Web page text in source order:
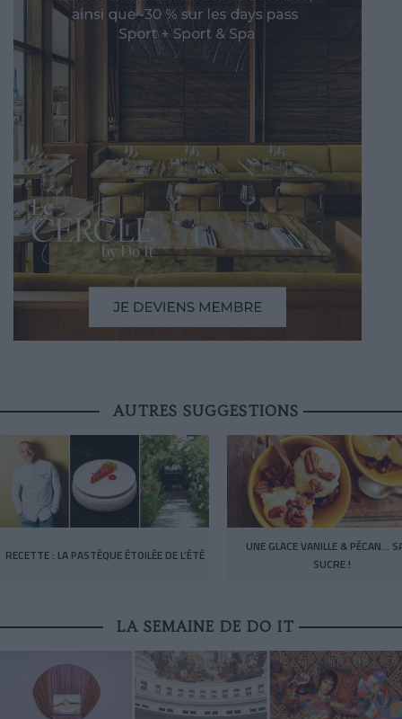
AUTRES SUGGESTIONS
RECETTE : LA PASTÈQUE ÉTOILÉE DE L’ÉTÉ
UNE GLACE VANILLE & PÉCAN…
SUCRE !
LA SEMAINE DE DO IT